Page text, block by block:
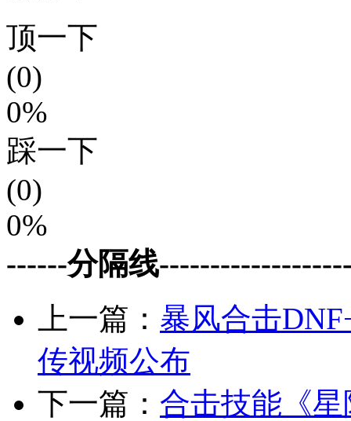
顶一下
(0)
0%
踩一下
(0)
0%
------分隔线
上一篇： 暴风合击
传视频公布
下一篇： 合击技能《